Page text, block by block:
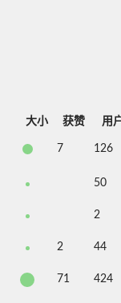
大小 获赞 用
7 126
50
2
2 44
71 424